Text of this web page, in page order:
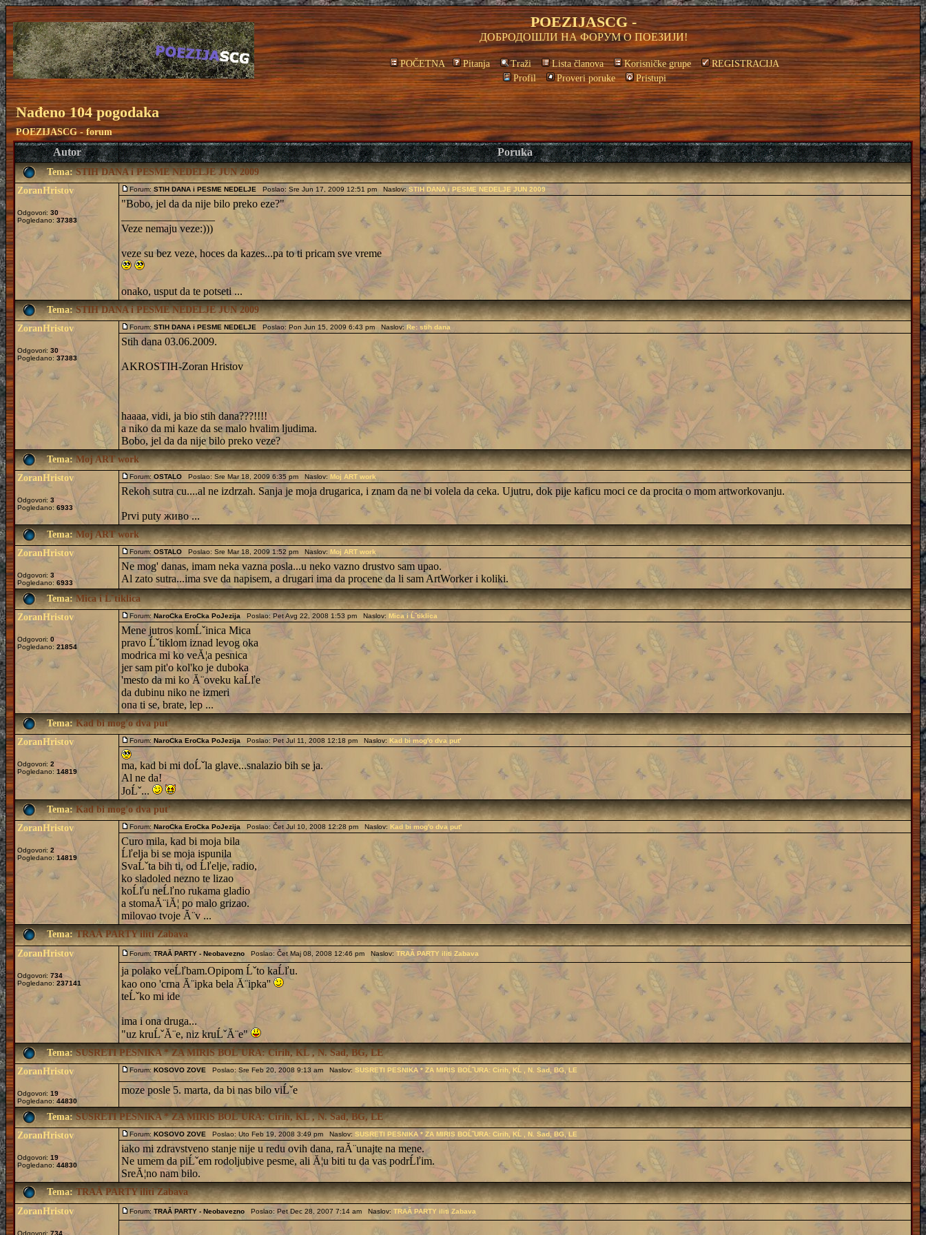
POEZIJASCG -
ДОБРОДОШЛИ НА ФОРУМ О ПОЕЗИЈИ!
POČETNA Pitanja Traži Lista članova Korisničke grupe
REGISTRACIJA
Profil
Proveri poruke Pristupi
Nađeno 104 pogodaka
POEZIJASCG - forum
Autor Poruka
Tema:STIH DANA i PESME NEDELJE JUN 2009
ZoranHristov
Odgovori: 30
Pogledano: 37383
Forum: STIH DANA i PESME NEDELJE Poslao: Sre Jun 17, 2009 12:51 pm Naslov: STIH DANA i PESME NEDELJE JUN 2009
"Bobo, jel da da nije bilo preko eze?"
_________________
Veze nemaju veze:)))
veze su bez veze, hoces da kazes...pa to ti pricam sve vreme
onako, usput da te potseti ...
Tema:STIH DANA i PESME NEDELJE JUN 2009
ZoranHristov
Odgovori: 30
Pogledano: 37383
Forum: STIH DANA i PESME NEDELJE Poslao: Pon Jun 15, 2009 6:43 pm Naslov:Re: stih dana
Stih dana 03.06.2009.
AKROSTIH-Zoran Hristov
haaaa, vidi, ja bio stih dana???!!!!
a niko da mi kaze da se malo hvalim ljudima.
Bobo, jel da da nije bilo preko veze?
Tema:Moj ART work
ZoranHristov
Odgovori: 3
Pogledano: 6933
Forum: OSTALO Poslao: Sre Mar 18, 2009 6:35 pm Naslov: Moj ART work
Rekoh sutra cu....al ne izdrzah. Sanja je moja drugarica, i znam da ne bi volela da ceka. Ujutru, dok pije kaficu moci ce da procita o mom artworkovanju.
Prvi putу живо ...
Tema:Moj ART work
ZoranHristov
Odgovori: 3
Pogledano: 6933
Forum: OSTALO Poslao: Sre Mar 18, 2009 1:52 pm Naslov: Moj ART work
Ne mog' danas, imam neka vazna posla...u neko vazno drustvo sam upao.
Al zato sutra...ima sve da napisem, a drugari ima da procene da li sam ArtWorker i koliki.
Tema:Mica i Ĺˇtiklica
ZoranHristov
Odgovori: 0
Pogledano: 21854
Forum: NaroCka EroCka PoJezija Poslao: Pet Avg 22, 2008 1:53 pm Naslov: Mica i Ĺˇtiklica
Mene jutros komĹˇinica Mica
pravo Ĺˇtiklom iznad levog oka
modrica mi ko veĂ¦a pesnica
jer sam pit'o kol'ko je duboka
'mesto da mi ko Ă¨oveku kaĹľe
da dubinu niko ne izmeri
ona ti se, brate, lep ...
Tema:Kad bi mog'o dva put'
ZoranHristov
Odgovori: 2
Pogledano: 14819
Forum: NaroCka EroCka PoJezija Poslao: Pet Jul 11, 2008 12:18 pm Naslov: Kad bi mog'o dva put'
ma, kad bi mi doĹˇla glave...snalazio bih se ja.
Al ne da!
JoĹˇ...
Tema:Kad bi mog'o dva put'
ZoranHristov
Odgovori: 2
Pogledano: 14819
Forum: NaroCka EroCka PoJezija Poslao: Čet Jul 10, 2008 12:28 pm Naslov: Kad bi mog'o dva put'
Curo mila, kad bi moja bila
Ĺľelja bi se moja ispunila
SvaĹˇta bih ti, od Ĺľelje, radio,
ko sladoled nezno te lizao
koĹľu neĹľno rukama gladio
a stomaĂ¨iĂ¦ po malo grizao.
milovao tvoje Ă¨v ...
Tema:TRAĂ PARTY iliti Zabava
ZoranHristov
Odgovori: 734
Pogledano: 237141
Forum: TRAĂ PARTY - Neobavezno Poslao: Čet Maj 08, 2008 12:46 pm Naslov: TRAĂ PARTY iliti Zabava
ja polako veĹľbam.Opipom Ĺˇto kaĹľu.
kao ono 'crna Ă¨ipka bela Ă¨ipka''
teĹˇko mi ide
ima i ona druga...
"uz kruĹˇĂ¨e, niz kruĹˇĂ¨e"
Tema:SUSRETI PESNIKA * ZA MIRIS BOĹ˝URA: Cirih, KĹ , N. Sad, BG, LE
ZoranHristov
Odgovori: 19
Pogledano: 44830
Forum: KOSOVO ZOVE Poslao: Sre Feb 20, 2008 9:13 am Naslov: SUSRETI PESNIKA * ZA MIRIS BOĹ˝URA: Cirih, KĹ , N. Sad, BG, LE
moze posle 5. marta, da bi nas bilo viĹˇe
Tema:SUSRETI PESNIKA * ZA MIRIS BOĹ˝URA: Cirih, KĹ , N. Sad, BG, LE
ZoranHristov
Odgovori: 19
Pogledano: 44830
Forum: KOSOVO ZOVE Poslao: Uto Feb 19, 2008 3:49 pm Naslov: SUSRETI PESNIKA * ZA MIRIS BOĹ˝URA: Cirih, KĹ , N. Sad, BG, LE
iako mi zdravstveno stanje nije u redu ovih dana, raĂ¨unajte na mene.
Ne umem da piĹˇem rodoljubive pesme, ali Ă¦u biti tu da vas podrĹľim.
SreĂ¦no nam bilo.
Tema:TRAĂ PARTY iliti Zabava
ZoranHristov
Odgovori: 734
Forum: TRAĂ PARTY - Neobavezno Poslao: Pet Dec 28, 2007 7:14 am Naslov: TRAĂ PARTY iliti Zabava